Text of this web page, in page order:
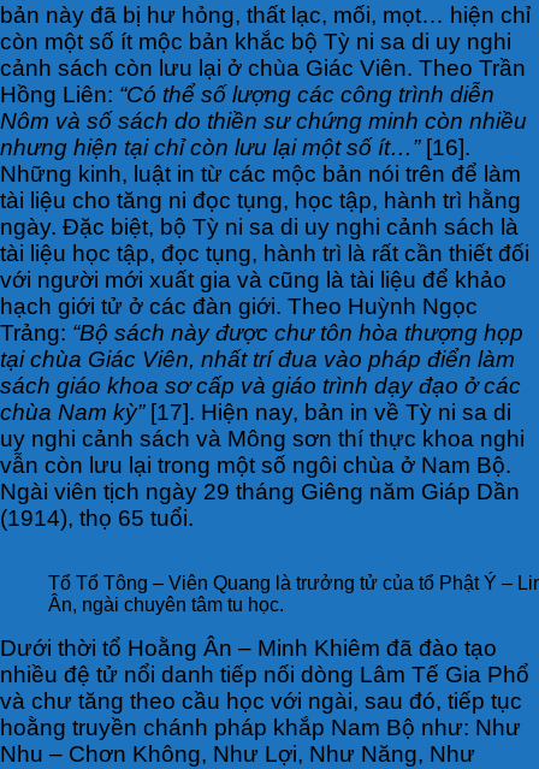
bản này đã bị hư hỏng, thất lạc, mối, mọt… hiện chỉ
còn một số ít mộc bản khắc bộ Tỳ ni sa di uy nghi
cảnh sách còn lưu lại ở chùa Giác Viên. Theo Trần
Hồng Liên: “Có thể số lượng các công trình diễn
Nôm và số sách do thiền sư chứng minh còn nhiều
nhưng hiện tại chỉ còn lưu lại một số ít…”[16].
Những kinh, luật in từ các mộc bản nói trên để làm
tài liệu cho tăng ni đọc tụng, học tập, hành trì hằng
ngày. Đặc biệt, bộ Tỳ ni sa di uy nghi cảnh sách là
tài liệu học tập, đọc tụng, hành trì là rất cần thiết đối
với người mới xuất gia và cũng là tài liệu để khảo
hạch giới tử ở các đàn giới. Theo Huỳnh Ngọc
Trảng: “Bộ sách này được chư tôn hòa thượng họp
tại chùa Giác Viên, nhất trí đua vào pháp điển làm
sách giáo khoa sơ cấp và giáo trình dạy đạo ở các
chùa Nam kỳ”[17]. Hiện nay, bản in về Tỳ ni sa di
uy nghi cảnh sách và Mông sơn thí thực khoa nghi
vẫn còn lưu lại trong một số ngôi chùa ở Nam Bộ.
Ngài viên tịch ngày 29 tháng Giêng năm Giáp Dần
(1914), thọ 65 tuổi.
Tổ Tổ Tông – Viên Quang là trưởng tử của tổ Phật Ý –
Ân, ngài chuyên tâm tu học.
Dưới thời tổ Hoằng Ân – Minh Khiêm đã đào tạo
nhiều đệ tử nổi danh tiếp nối dòng Lâm Tế Gia Phổ
và chư tăng theo cầu học với ngài, sau đó, tiếp tục
hoằng truyền chánh pháp khắp Nam Bộ như: Như
Nhu – Chơn Không, Như Lợi, Như Năng, Như